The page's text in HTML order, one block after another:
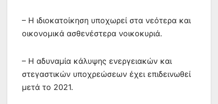
– Η ιδιοκατοίκηση υποχωρεί στα νεότερα και
οικονομικά ασθενέστερα νοικοκυριά.
– Η αδυναμία κάλυψης ενεργειακών και
στεγαστικών υποχρεώσεων έχει επιδεινωθεί
μετά το 2021.